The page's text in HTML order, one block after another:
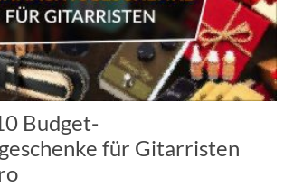
Budget-
für Gitarristen